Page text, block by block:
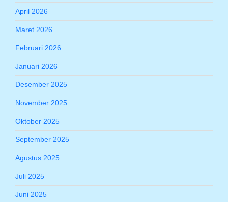
April 2026
Maret 2026
Februari 2026
Januari 2026
Desember 2025
November 2025
Oktober 2025
September 2025
Agustus 2025
Juli 2025
Juni 2025